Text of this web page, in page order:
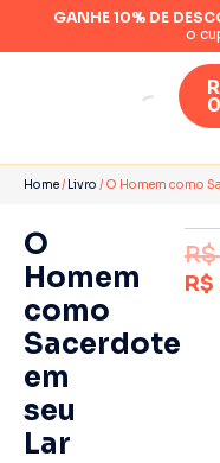
GANHE 10% DE
o
0
Home/ Livro / O Homem como
42% OFF
O
Homem
como
Sacerdote
em
seu
Lar
R$
R$